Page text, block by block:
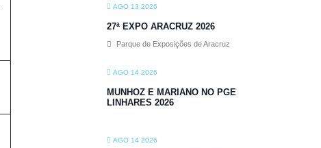
AGO 13 2026
27ª EXPO ARACRUZ 2026
Parque de Exposições de Aracruz
AGO 14 2026
MUNHOZ E MARIANO NO PGE
LINHARES 2026
AGO 14 2026